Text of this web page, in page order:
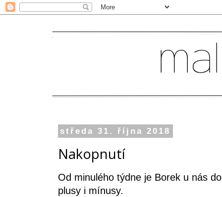
středa 31. října 2018
Nakopnutí
Od minulého týdne je Borek u nás
plusy i mínusy.